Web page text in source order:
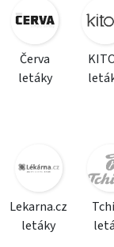
Červa
letáky
Lekarna.cz
letáky